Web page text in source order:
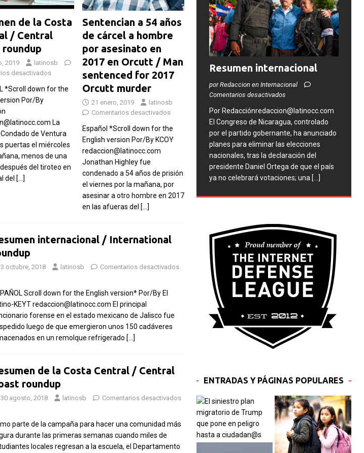
de la Costa
/ Central
roundup
2019
latinosb
desactivados
*Scroll down for the
Por/By
La
Condado de Ventura
puertas el miércoles
menos de una
del tiroteo en
del […]
Sentencian a 54 años
de cárcel a hombre
por asesinato en
2017 en Orcutt / Man
sentenced for 2017
Orcutt murder
21 enero, 2019
latinosb
Comentarios desactivados
Español *Scroll down for the
English version Por/By KCOY
redaccion@latinocc.com
Jonathan Highley fue
condenado a 54 años de prisión
el viernes por la mañana, por
asesinar a otro hombre en 2017
en las afueras del […]
internacional / International
3 octubre, 2018 latinosb Comentarios desactivados
Scroll down for the English version* Por/By El
KEYT redaccion@latinocc.com El principal
forense en el estado mexicano de Jalisco fue
luego de que emergieron unos 150 cadáveres
en un remolque refrigerado […]
de la Costa Central / Central
roundup
30 agosto, 2018 latinosb Comentarios desactivados
parte de la campaña para hacer una comunidad más
durante las primeras semanas cuando miles de
locales regresan a la escuela, el Departamento
Resumen internacional
por Redaccion en Internacional
Comentarios desactivados
Por Redacciónredaccion@latinocc.com
El Congreso de Nicaragua, controlado
por el partido gobernante, ha anunciado
planes para eliminar las elecciones
nacionales, tras la declaración del
presidente Daniel Ortega de que el país
ya no celebrará votaciones; una [...]
ENTRADAS Y PÁGINAS POPULARES